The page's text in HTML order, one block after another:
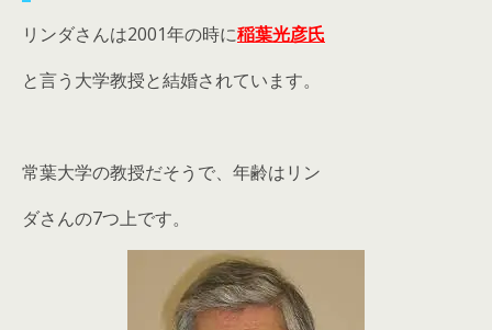
リンダさんは2001年の時に稲葉光彦氏
と言う大学教授と結婚されています。
常葉大学の教授だそうで、年齢はリン
ダさんの7つ上です。